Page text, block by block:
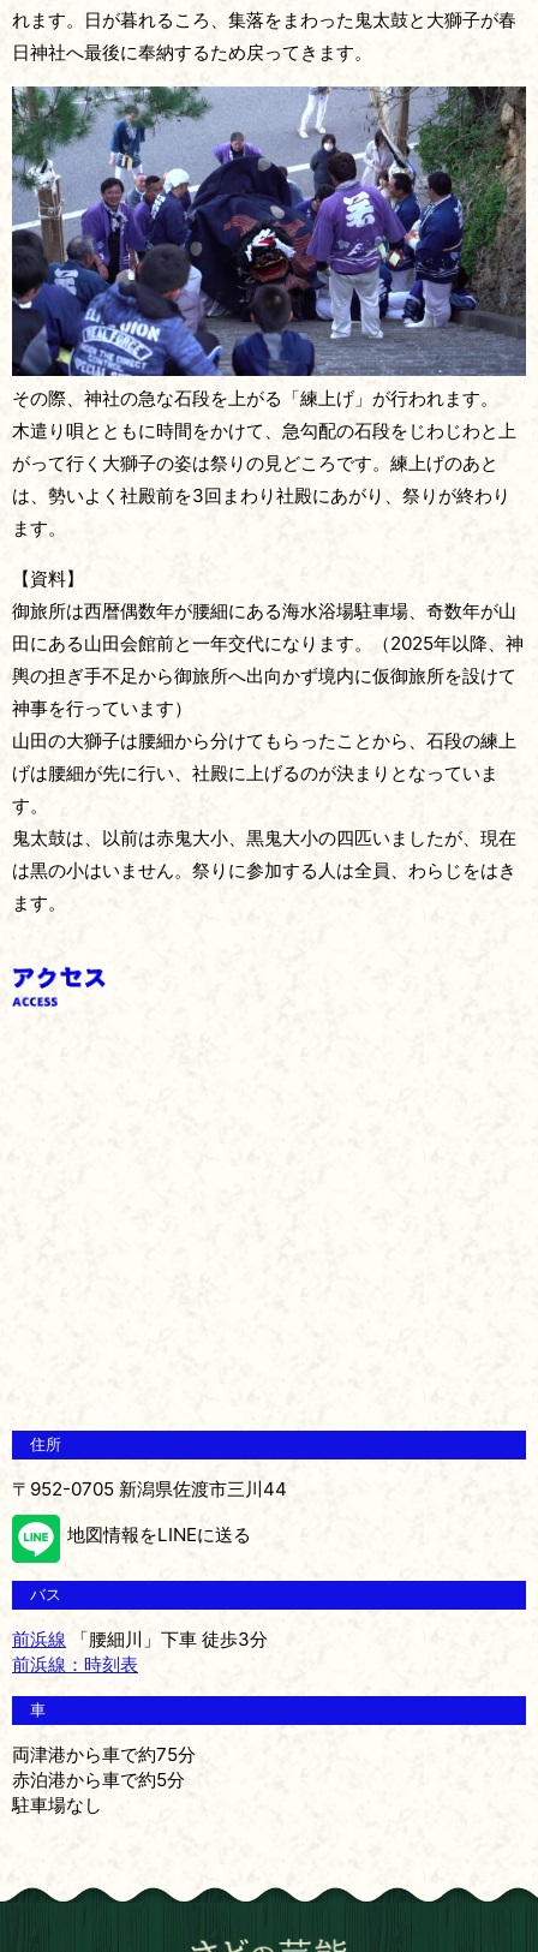
れます。日が暮れるころ、集落をまわった鬼太鼓と大獅子が春
日神社へ最後に奉納するため戻ってきます。
その際、神社の急な石段を上がる「練上げ」が行われます。
木遣り唄とともに時間をかけて、急勾配の石段をじわじわと上
がって行く大獅子の姿は祭りの見どころです。練上げのあと
は、勢いよく社殿前を3回まわり社殿にあがり、祭りが終わり
ます。
【資料】
御旅所は西暦偶数年が腰細にある海水浴場駐車場、奇数年が山
田にある山田会館前と一年交代になります。（2025年以降、神
輿の担ぎ手不足から御旅所へ出向かず境内に仮御旅所を設けて
神事を行っています）
山田の大獅子は腰細から分けてもらったことから、石段の練上
げは腰細が先に行い、社殿に上げるのが決まりとなっていま
す。
鬼太鼓は、以前は赤鬼大小、黒鬼大小の四匹いましたが、現在
は黒の小はいません。祭りに参加する人は全員、わらじをはき
ます。
住所
〒952-0705 新潟県佐渡市三川44
地図情報をLINEに送る
バス
前浜線 「腰細川」下車 徒歩3分
前浜線：時刻表
車
両津港から車で約75分
赤泊港から車で約5分
駐車場なし